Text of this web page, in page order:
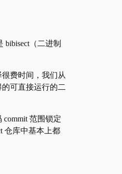
（二进制
费时间，我们从
可直接运行的二
commit 范围锁定
仓库中基本上都